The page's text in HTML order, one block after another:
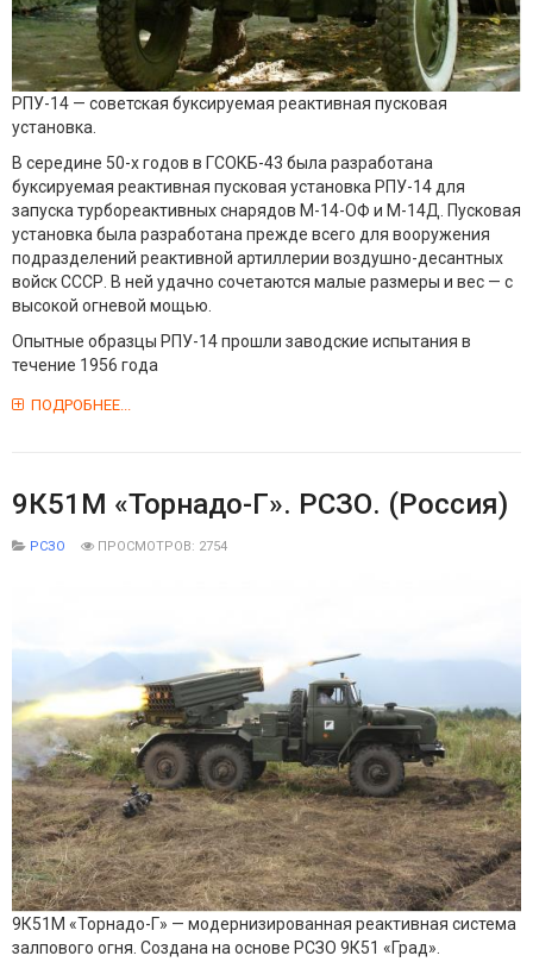
РПУ-14 — советская буксируемая реактивная пусковая
установка.
В середине 50-х годов в ГСОКБ-43 была разработана
буксируемая реактивная пусковая установка PПУ-14 для
запуска турбореактивных снарядов М-14-ОФ и М-14Д. Пусковая
установка была разработана прежде всего для вооружения
подразделений реактивной артиллерии воздушно-десантных
войск СССР. В ней удачно сочетаются малые размеры и вес — с
высокой огневой мощью.
Опытные образцы РПУ-14 прошли заводские испытания в
течение 1956 года
ПОДРОБНЕЕ...
9К51М «Торнадо-Г». РСЗО. (Россия)
РСЗО ПРОСМОТРОВ: 2754
9К51М «Торнадо-Г» — модернизированная реактивная система
залпового огня. Создана на основе РСЗО 9К51 «Град».